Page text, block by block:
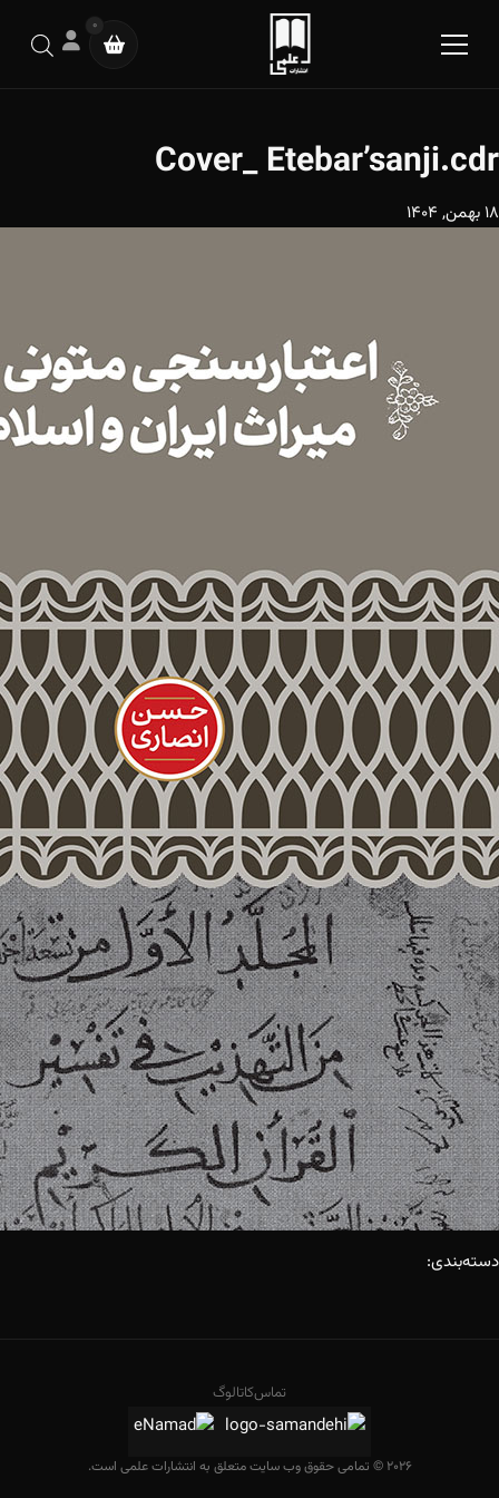
0
Cover_ Etebar’sanji.cdr
18 بهمن, 1404
دسته‌بندی:
تماسکاتالوگ
2026 © تمامی حقوق وب سایت متعلق به انتشارات علمی است.